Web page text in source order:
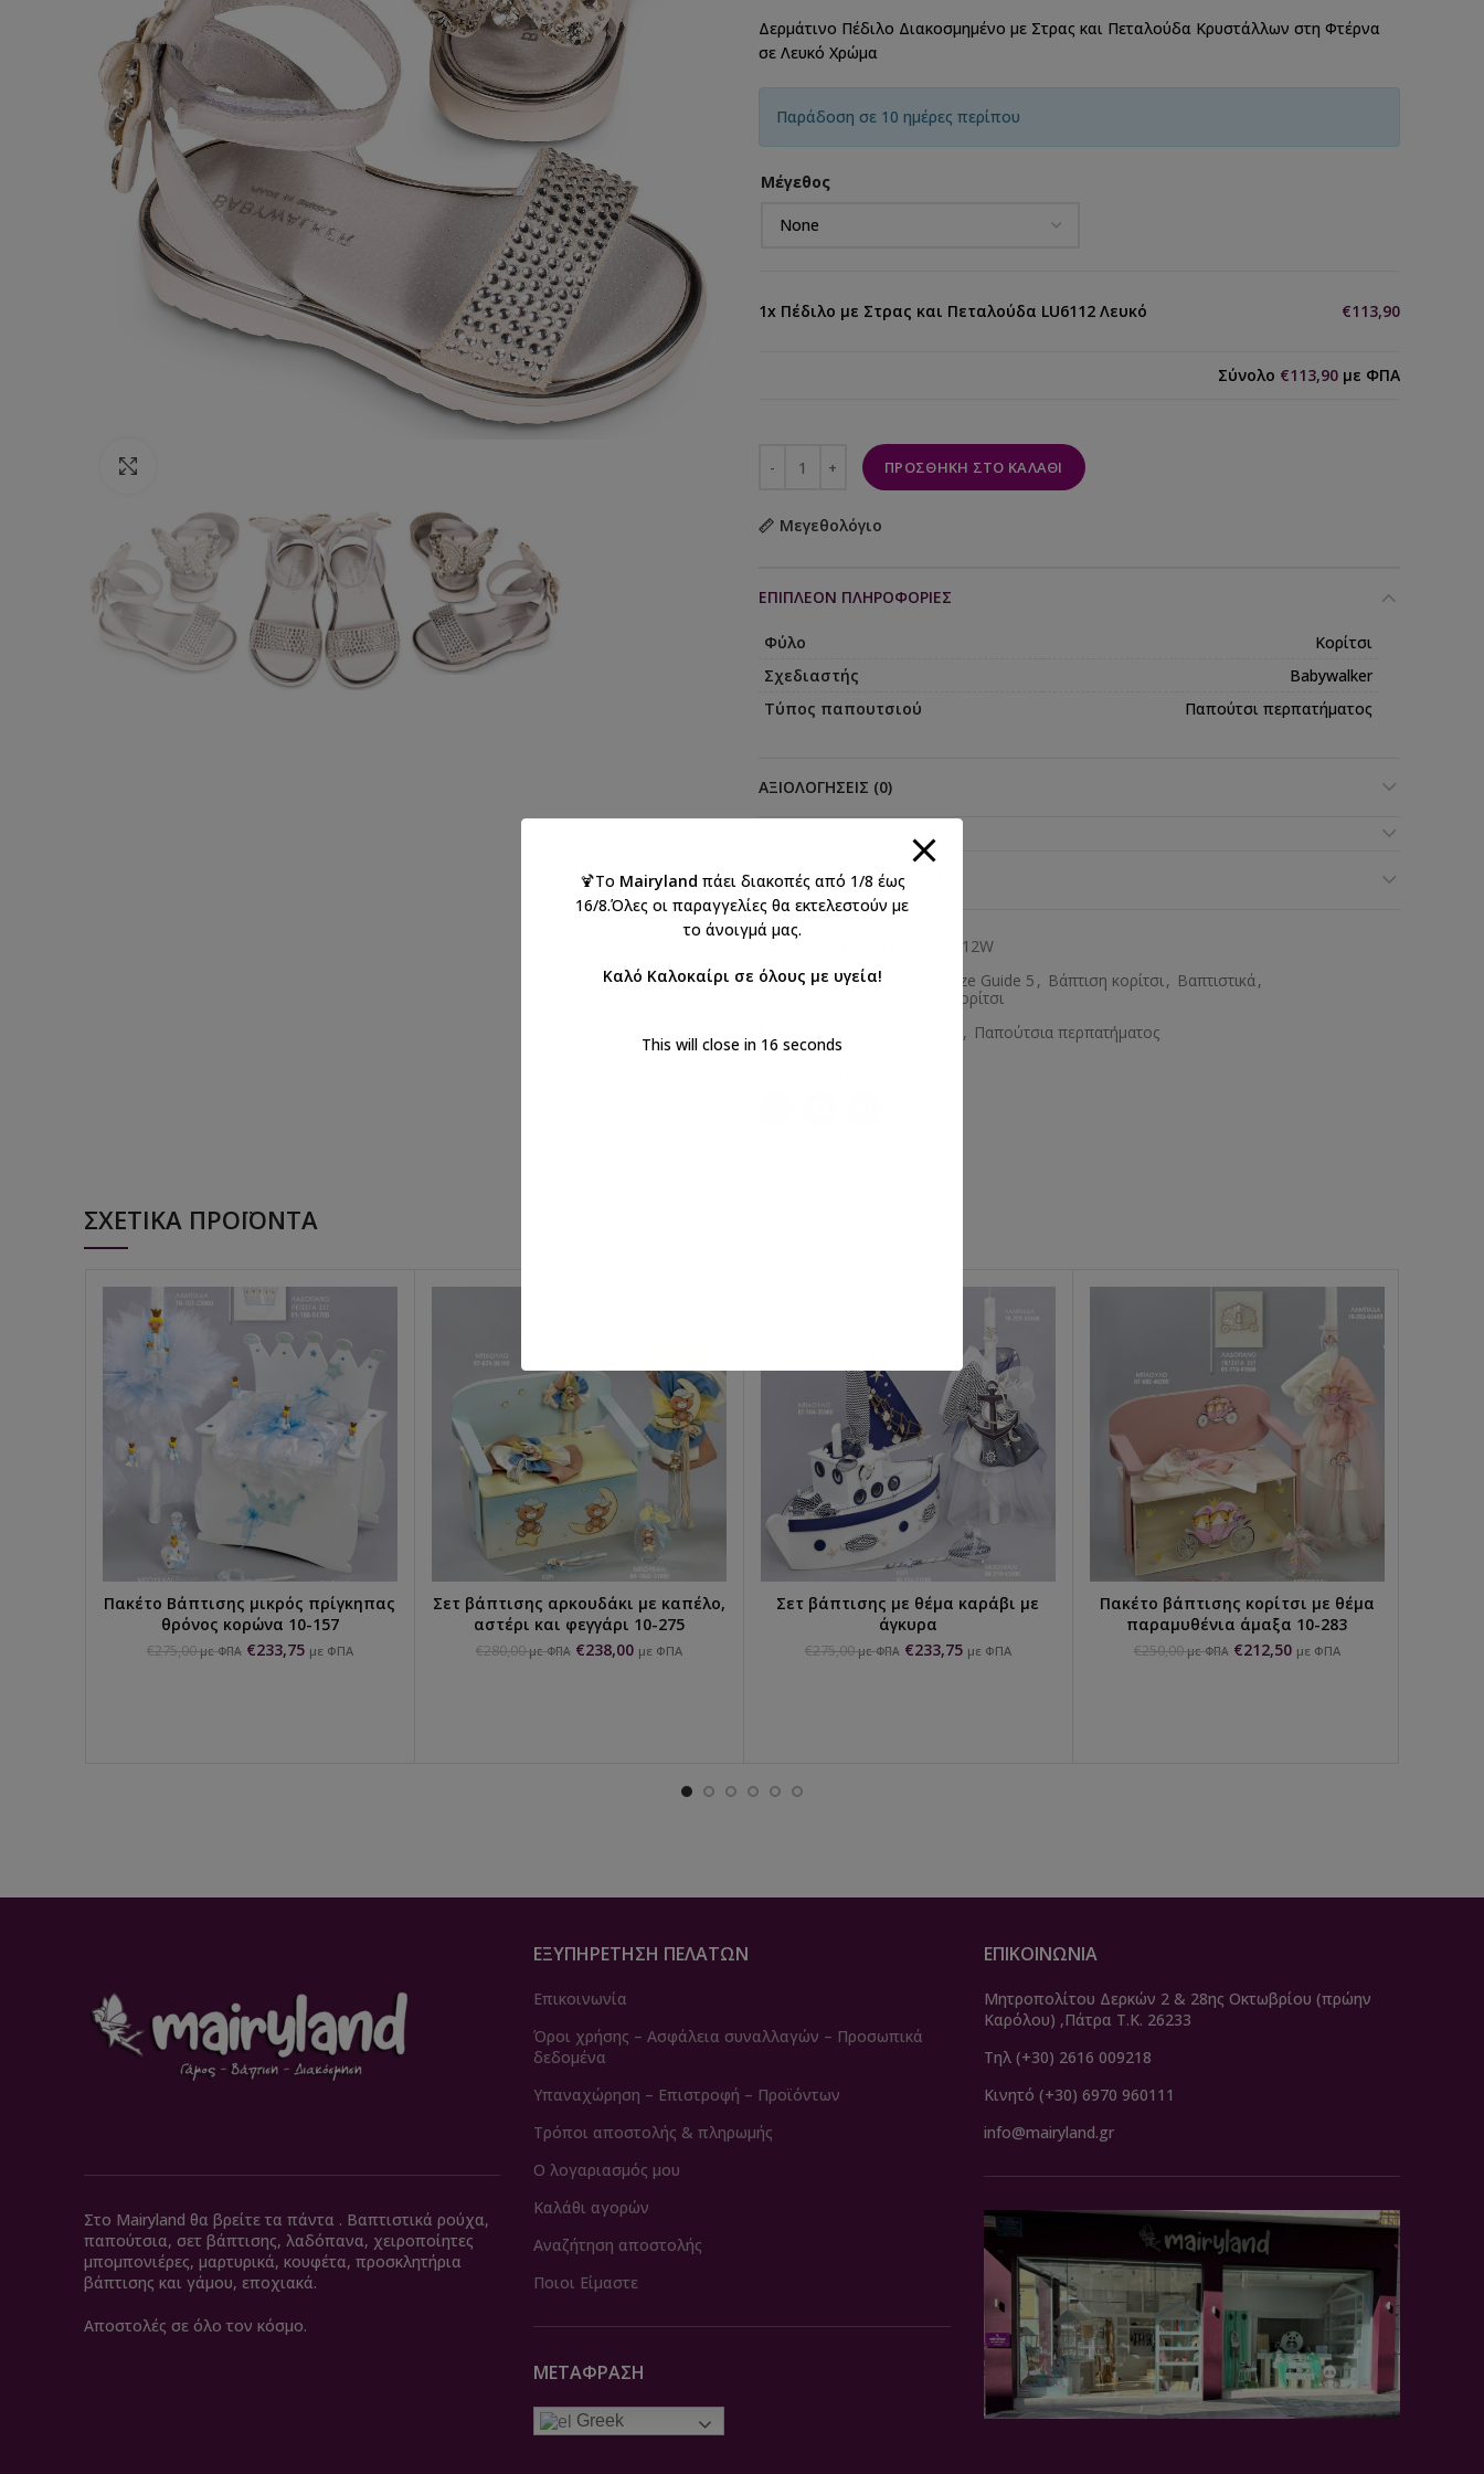
Δερμάτινο Πέδιλο Διακοσμημένο με Στρας και Πεταλούδα Κρυστάλλων στη Φτέρνα
σε Λευκό Χρώμα
Παράδοση σε 10 ημέρες περίπου
Μέγεθος
1x Πέδιλο με Στρας και Πεταλούδα LU6112 Λευκό €113,90
Σύνολο €113,90 με ΦΠΑ
ΠΡΟΣΘΉΚΗ ΣΤΟ ΚΑΛΆΘΙ
Μεγεθολόγιο
ΕΠΙΠΛΈΟΝ ΠΛΗΡΟΦΟΡΊΕΣ
Φύλο
Κορίτσι
Σχεδιαστής
Babywalker
Τύπος παπουτσιού
Παπούτσι περπατήματος
ΑΞΙΟΛΟΓΉΣΕΙΣ (0)
ΑΠΟΣΤΟΛΉ & ΠΑΡΆΔΟΣΗ
LU6112W
Κατηγορίες:Babywalker Size Guide 5 , Βάπτιση κορίτσι, Βαπτιστικά,
Βαπτιστικά παπούτσια για κορίτσι
, Παπούτσια περπατήματος
ΣΧΕΤΙΚΆ ΠΡΟΪΌΝΤΑ
ΕΠΙΛΟΓΉ...
Πακέτο Βάπτισης μικρός πρίγκηπας
θρόνος κορώνα 10-157
€275,00 με ΦΠΑ €233,75 με ΦΠΑ
ΕΠΙΛΟΓΉ...
Σετ βάπτισης αρκουδάκι με καπέλο,
αστέρι και φεγγάρι 10-275
€280,00 με ΦΠΑ €238,00 με ΦΠΑ
ΕΠΙΛΟΓΉ...
Σετ βάπτισης με θέμα καράβι με
άγκυρα
€275,00 με ΦΠΑ €233,75 με ΦΠΑ
ΠΡΟΣΘΉΚΗ ΣΤΟ ΚΑΛΆΘΙ
Πακέτο βάπτισης κορίτσι με θέμα
παραμυθένια άμαξα 10-283
€250,00 με ΦΠΑ €212,50 με ΦΠΑ
Στο Mairyland θα βρείτε τα πάντα . Βαπτιστικά ρούχα,
παπούτσια, σετ βάπτισης, λαδόπανα, χειροποίητες
μπομπονιέρες, μαρτυρικά, κουφέτα, προσκλητήρια
βάπτισης και γάμου, εποχιακά.
Αποστολές σε όλο τον κόσμο.
ΕΞΥΠΗΡΈΤΗΣΗ ΠΕΛΑΤΏΝ
Επικοινωνία
Όροι χρήσης – Ασφάλεια συναλλαγών – Προσωπικά
δεδομένα
Υπαναχώρηση – Επιστροφή – Προϊόντων
Τρόποι αποστολής & πληρωμής
Ο λογαριασμός μου
Καλάθι αγορών
Αναζήτηση αποστολής
Ποιοι Είμαστε
ΜΕΤΆΦΡΑΣΗ
Greek
ΕΠΙΚΟΙΝΩΝΙΑ
Μητροπολίτου Δερκών 2 & 28ης Οκτωβρίου (πρώην
Καρόλου) ,Πάτρα Τ.Κ. 26233
Τηλ (+30) 2616 009218
Κινητό (+30) 6970 960111
info@mairyland.gr
🍹Το Mairyland πάει διακοπές από 1/8 έως
16/8.Όλες οι παραγγελίες θα εκτελεστούν με
το άνοιγμά μας.
Καλό Καλοκαίρι σε όλους με υγεία!
This will close in 15 seconds